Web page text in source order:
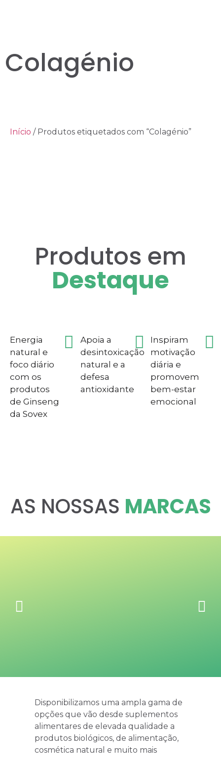
Colagénio
Início / Produtos etiquetados com “Colagénio”
Produtos em
Destaque
Energia
natural e
foco diário
com os
produtos
de Ginseng
da Sovex
Apoia a
desintoxicação
natural e a
defesa
antioxidante
Inspiram
motivação
diária e
promovem
bem-estar
emocional
AS NOSSAS MARCAS
Disponibilizamos uma ampla gama de
opções que vão desde suplementos
alimentares de elevada qualidade a
produtos biológicos, de alimentação,
cosmética natural e muito mais